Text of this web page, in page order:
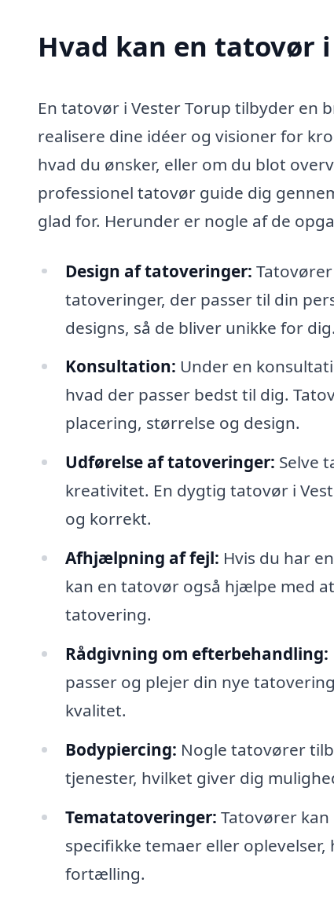
Hvad kan en tatovør
En tatovør i Vester Torup tilbyder en
realisere dine idéer og visioner for
hvad du ønsker, eller om du blot
professionel tatovør guide dig
glad for. Herunder er nogle af de
Design af tatoveringer:
tatoveringer, der passer til din
designs, så de bliver unikke for dig.
Konsultation: Under en
hvad der passer bedst til dig.
placering, størrelse og design.
Udførelse af tatoveringer: Selve
kreativitet. En dygtig tatovør i
og korrekt.
Afhjælpning af fejl: Hvis du har
kan en tatovør også hjælpe med
tatovering.
Rådgivning om efterbehandling:
passer og plejer din nye
kvalitet.
Bodypiercing: Nogle tatovører
tjenester, hvilket giver dig
Tematatoveringer: Tatovører
specifikke temaer eller
fortælling.